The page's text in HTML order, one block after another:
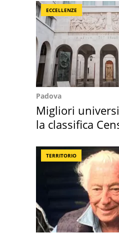
ECCELLENZE
Padova
Migliori
la classifica
TERRITORIO